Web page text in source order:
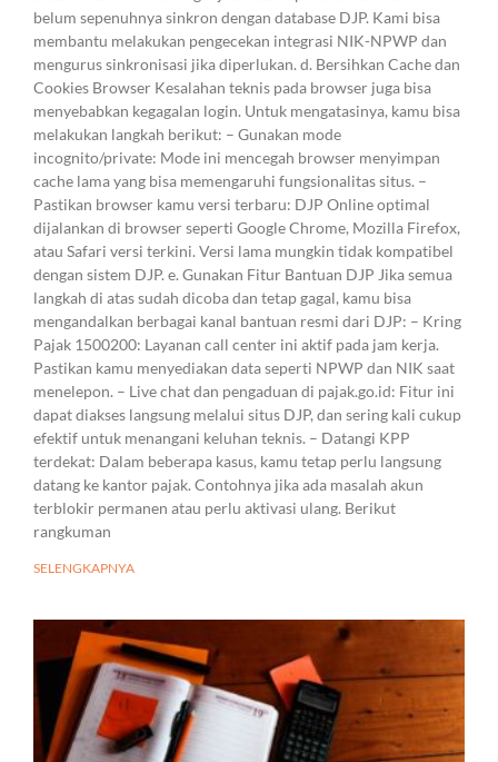
belum sepenuhnya sinkron dengan database DJP. Kami bisa
membantu melakukan pengecekan integrasi NIK-NPWP dan
mengurus sinkronisasi jika diperlukan. d. Bersihkan Cache dan
Cookies Browser Kesalahan teknis pada browser juga bisa
menyebabkan kegagalan login. Untuk mengatasinya, kamu bisa
melakukan langkah berikut: – Gunakan mode
incognito/private: Mode ini mencegah browser menyimpan
cache lama yang bisa memengaruhi fungsionalitas situs. –
Pastikan browser kamu versi terbaru: DJP Online optimal
dijalankan di browser seperti Google Chrome, Mozilla Firefox,
atau Safari versi terkini. Versi lama mungkin tidak kompatibel
dengan sistem DJP. e. Gunakan Fitur Bantuan DJP Jika semua
langkah di atas sudah dicoba dan tetap gagal, kamu bisa
mengandalkan berbagai kanal bantuan resmi dari DJP: – Kring
Pajak 1500200: Layanan call center ini aktif pada jam kerja.
Pastikan kamu menyediakan data seperti NPWP dan NIK saat
menelepon. – Live chat dan pengaduan di pajak.go.id: Fitur ini
dapat diakses langsung melalui situs DJP, dan sering kali cukup
efektif untuk menangani keluhan teknis. – Datangi KPP
terdekat: Dalam beberapa kasus, kamu tetap perlu langsung
datang ke kantor pajak. Contohnya jika ada masalah akun
terblokir permanen atau perlu aktivasi ulang. Berikut
rangkuman
SELENGKAPNYA